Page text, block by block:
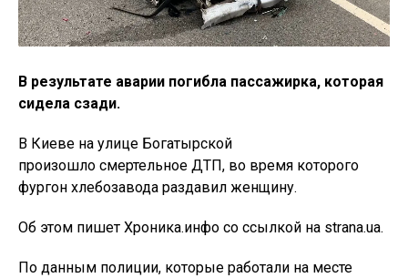
В результате аварии погибла пассажирка, которая
сидела сзади.
В Киеве на улице Богатырской
произошло смертельное ДТП, во время которого
фургон хлебозавода раздавил женщину.
Об этом пишет Хроника.инфо со ссылкой на strana.ua.
По данным полиции, которые работали на месте